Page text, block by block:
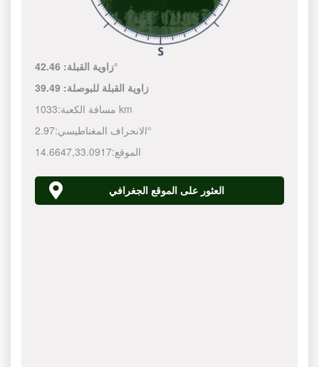
زاوية القبلة:42.46°
زاوية القبلة للبوصلة: 39.49
مسافة الكعبة: 1033 km
الانحراف المغناطيسي:2.97°
الموقع:
14.6647,33.0917
العثور على الموقع الجغرافي